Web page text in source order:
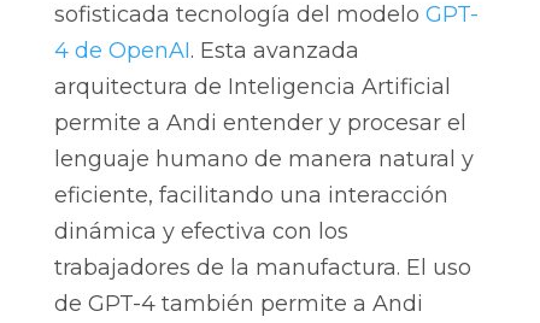
sofisticada tecnología del modelo GPT-
4 de OpenAI. Esta avanzada
arquitectura de Inteligencia Artificial
permite a Andi entender y procesar el
lenguaje humano de manera natural y
eficiente, facilitando una interacción
dinámica y efectiva con los
trabajadores de la manufactura. El uso
de GPT-4 también permite a Andi